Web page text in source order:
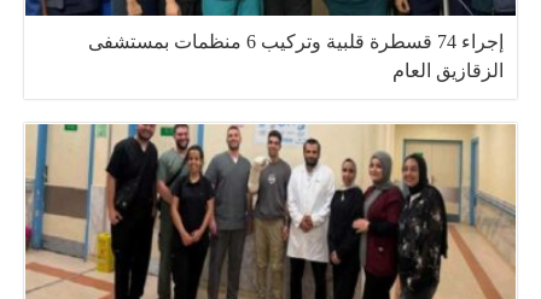
إجراء 74 قسطرة قلبية وتركيب 6 منظمات بمستشفى
الزقازيق العام